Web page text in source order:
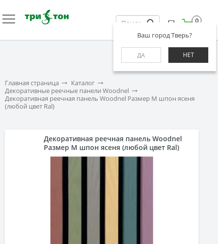
Ваш город Тверь?
ДА НЕТ
0
Главная страница
Каталог
Декоративные реечные панели Woodnel
Декоративная реечная панель Woodnel Размер M шпон ясеня
(любой цвет Ral)
Декоративная реечная панель Woodnel
Размер M шпон ясеня (любой цвет Ral)